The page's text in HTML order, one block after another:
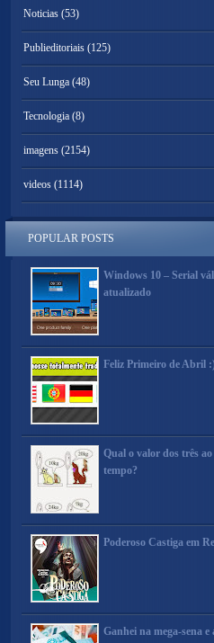
Noticias (53)
Publieditoriais (125)
Seu Lunga (48)
Tecnologia (8)
imagens (2154)
videos (1114)
POPULAR POSTS
Windows 10 – Serial
atualizado
Feliz Primeiro de Abril
Qual o valor dos três ao
tempo?
Poderoso Castiga em
Ganhei na mega-sena e